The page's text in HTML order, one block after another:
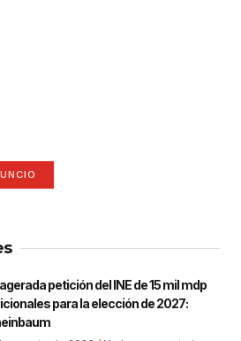
petición del INE de 15 mil mdp
para la elección de 2027: